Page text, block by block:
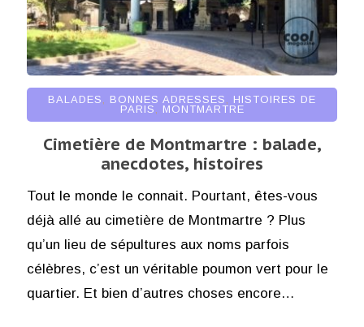
BALADES BONNES ADRESSES
HISTOIRES DE
PARIS
MONTMARTRE
Cimetière de Montmartre : balade,
anecdotes, histoires
Tout le monde le connait. Pourtant, êtes-vous
déjà allé au cimetière de Montmartre ? Plus
qu’un lieu de sépultures aux noms parfois
célèbres, c’est un véritable poumon vert pour le
quartier. Et bien d’autres choses encore…